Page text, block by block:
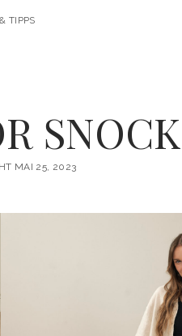
TIPPS
MAI 25, 2023